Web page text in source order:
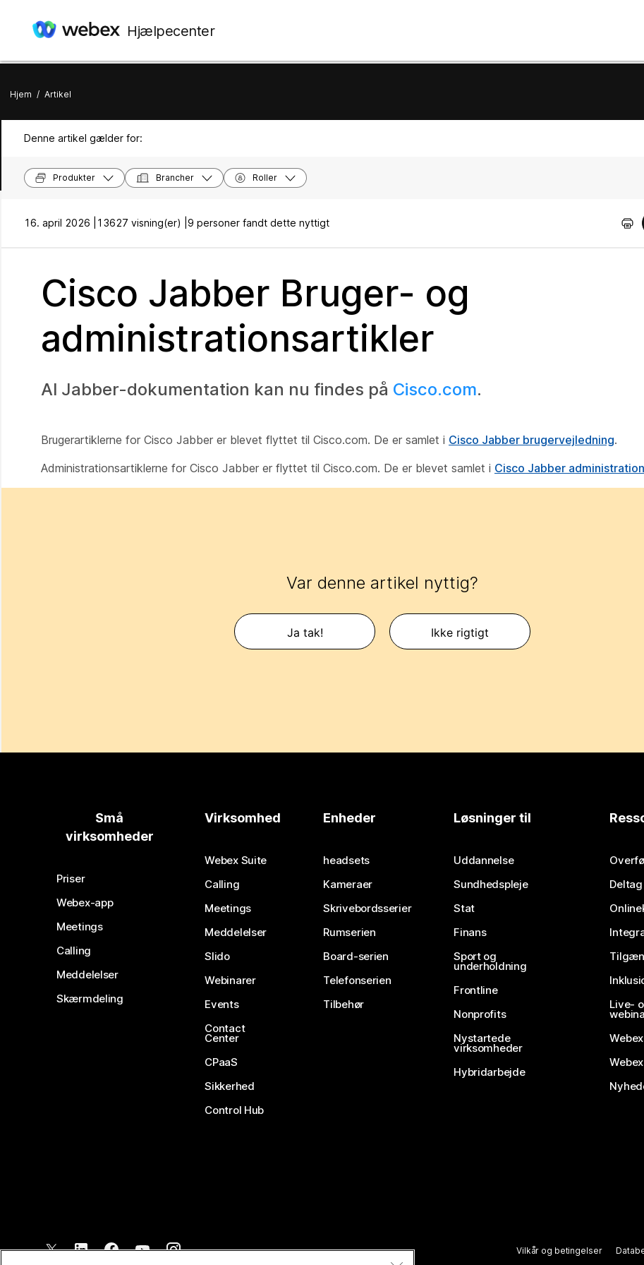
Hjælpecenter
Hjem / Artikel
Denne artikel gælder for:
Produkter Brancher Roller
16. april 2026 | 13627 visning(er) | 9 personer fandt dette nyttigt
Cisco Jabber Bruger- og
administrationsartikler
Al Jabber-dokumentation kan nu findes på Cisco.com.
Brugerartiklerne for Cisco Jabber er blevet flyttet til Cisco.com. De er samlet i Cisco Jabber brugervejledning.
Administrationsartiklerne for Cisco Jabber er flyttet til Cisco.com. De er blevet samlet i Cisco Jabber
Var denne artikel nyttig?
Ja tak! Ikke rigtigt
Små
virksomheder
Priser
Webex-app
Meetings
Calling
Meddelelser
Skærmdeling
Virksomhed
Webex Suite
Calling
Meetings
Meddelelser
Slido
Webinarer
Events
Contact
Center
CPaaS
Sikkerhed
Control Hub
Enheder
headsets
Kameraer
Skrivebordsserier
Rumserien
Board-serien
Telefonserien
Tilbehør
Løsninger til
Uddannelse
Sundhedspleje
Stat
Finans
Sport og
underholdning
Frontline
Nonprofits
Nystartede
virksomheder
Hybridarbejde
Live-
Vilkår og betingelser